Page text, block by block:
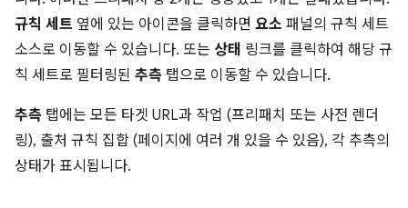
규칙 세트 옆에 있는 아이콘을 클릭하면 요소 패널의 규칙 세트
소스로 이동할 수 있습니다. 또는 상태 링크를 클릭하여 해당 규
칙 세트로 필터링된 추측 탭으로 이동할 수 있습니다.
추측 탭에는 모든 타겟 URL과 작업 (프리패치 또는 사전 렌더
링), 출처 규칙 집합 (페이지에 여러 개 있을 수 있음), 각 추측의
상태가 표시됩니다.